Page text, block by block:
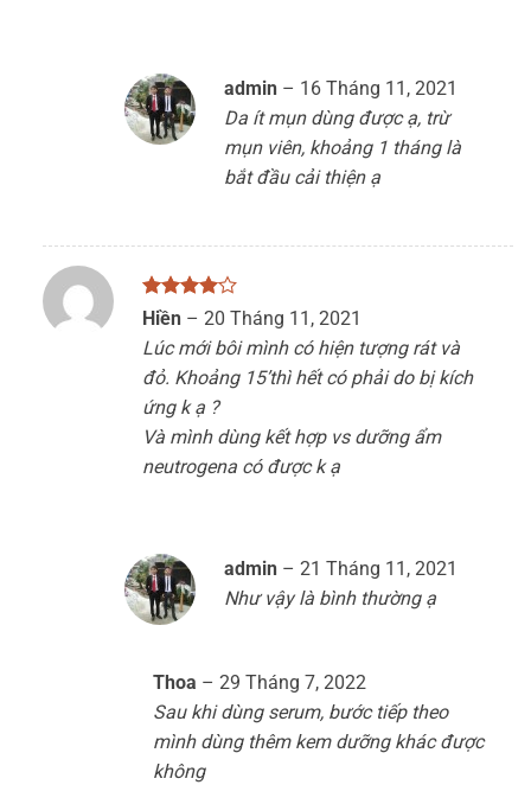
admin – 16 Tháng 11, 2021
Da ít mụn dùng được ạ, trừ
mụn viên, khoảng 1 tháng là
bắt đầu cải thiện ạ
Được
45 sao
Hiền – 20 Tháng 11, 2021
Lúc mới bôi mình có hiện tượng rát và
đỏ. Khoảng 15’thì hết có phải do bị kích
ứng k ạ ?
Và mình dùng kết hợp vs dưỡng ẩm
neutrogena có được k ạ
admin – 21 Tháng 11, 2021
Như vậy là bình thường ạ
Thoa – 29 Tháng 7, 2022
Sau khi dùng serum, bước tiếp theo
mình dùng thêm kem dưỡng khác được
không